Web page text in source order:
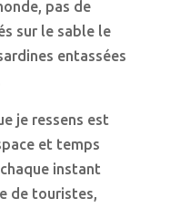
pas de
sur le sable le
entassées
je ressens est
et temps
instant
de touristes,